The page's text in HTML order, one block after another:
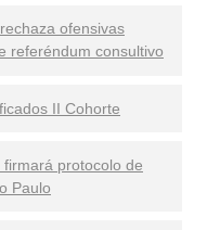
ofensivas
referéndum consultivo
II Cohorte
firmará protocolo de
Paulo